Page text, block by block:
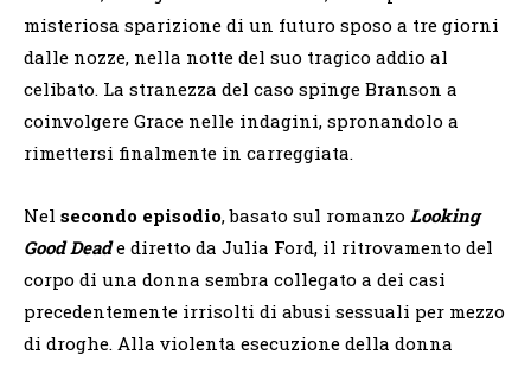
misteriosa sparizione di un futuro sposo a tre giorni
dalle nozze, nella notte del suo tragico addio al
celibato. La stranezza del caso spinge Branson a
coinvolgere Grace nelle indagini, spronandolo a
rimettersi finalmente in carreggiata.
Nel secondo episodio, basato sul romanzo Looking
Good Deade diretto da Julia Ford, il ritrovamento del
corpo di una donna sembra collegato a dei casi
precedentemente irrisolti di abusi sessuali per mezzo
di droghe. Alla violenta esecuzione della donna